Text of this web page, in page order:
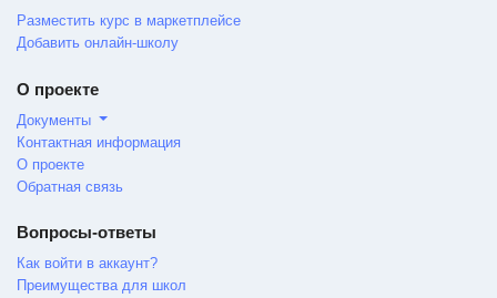
Разместить курс в маркетплейсе
Добавить онлайн-школу
О проекте
Документы
Контактная информация
О проекте
Обратная связь
Вопросы-ответы
Как войти в аккаунт?
Преимущества для школ